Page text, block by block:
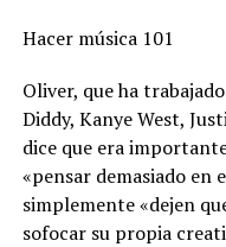
Hacer música 101
Oliver, que ha
Diddy, Kanye West,
dice que era
«pensar demasiado en
simplemente «dejen
sofocar su propia